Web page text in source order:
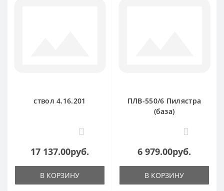
ствол 4.16.201
0
17 137.00руб.
В КОРЗИНУ
ПЛВ-550/6 Пилястра
(база)
0
6 979.00руб.
В КОРЗИНУ